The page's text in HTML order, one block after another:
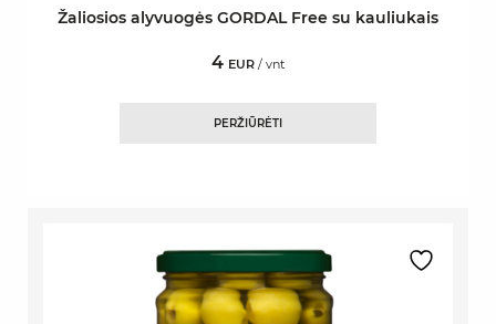
Žaliosios alyvuogės GORDAL Free su kauliukais
4 EUR / vnt
PERŽIŪRĖTI